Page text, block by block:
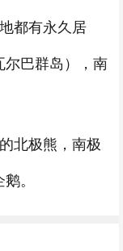
都有永久居
尔巴群岛），南
北极熊，南极
。